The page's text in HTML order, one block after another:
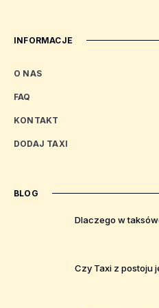
INFORMACJE
O NAS
FAQ
KONTAKT
DODAJ TAXI
BLOG
Dlaczego w
Czy Taxi z postoju